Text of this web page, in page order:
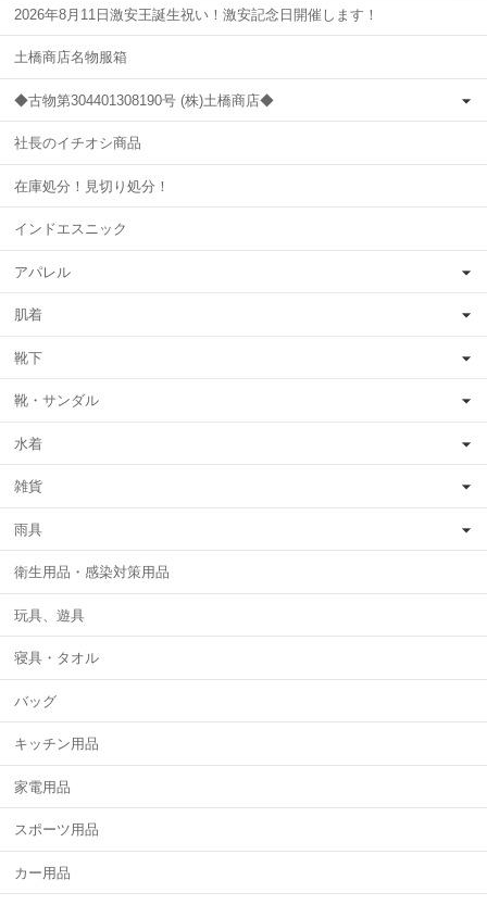
2026年8月11日激安王誕生祝い！激安記念日開催します！
土橋商店名物服箱
◆古物第304401308190号 (株)土橋商店◆
社長のイチオシ商品
在庫処分！見切り処分！
インドエスニック
アパレル
肌着
靴下
靴・サンダル
水着
雑貨
雨具
衛生用品・感染対策用品
玩具、遊具
寝具・タオル
バッグ
キッチン用品
家電用品
スポーツ用品
カー用品